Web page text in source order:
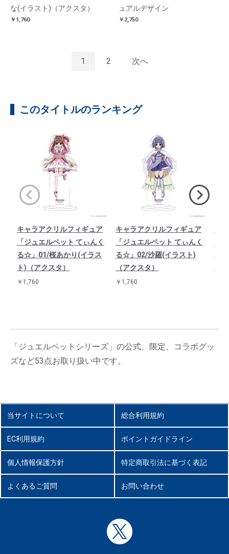
な(イラスト)（アクスタ）
￥1,760
ュアルデザイン
￥2,750
1 2 次へ
このタイトルのランキング
キャラアクリルフィギュア
「ジュエルペット てぃんく
る☆」01/桜あかり(イラス
ト)（アクスタ）
￥1,760
キャラアクリルフィギュア
「ジュエルペット てぃんく
る☆」02/沙羅(イラスト)
（アクスタ）
￥1,760
「ジュエルペットシリーズ」の公式、限定、コラボグッ
ズなど53点お取り扱い中です。
当サイトについて 総合利用規約
EC利用規約 ポイントガイドライン
個人情報保護方針 特定商取引法に基づく表記
よくあるご質問 お問い合わせ